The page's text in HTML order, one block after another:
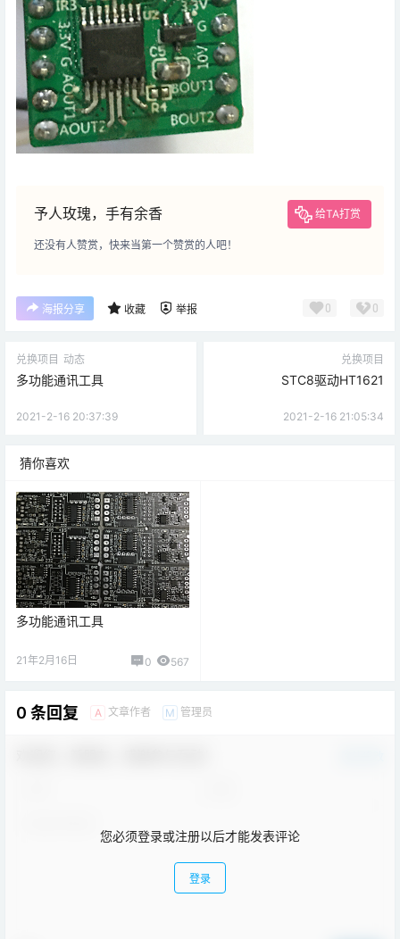
予人玫瑰，手有余香 给TA打赏
还没有人赞赏，快来当第一个赞赏的人吧！
海报分享 收藏 举报 0 0
兑换项目 动态
多功能通讯工具
2021-2-16 20:37:39
兑换项目
STC8驱动HT1621
2021-2-16 21:05:34
猜你喜欢
多功能通讯工具
21年2月16日 0 567
0 条回复 A 文章作者 M 管理员
您必须登录或注册以后才能发表评论
登录